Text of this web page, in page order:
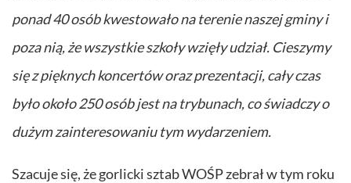
ponad 40 osób kwestowało na terenie naszej gminy i
poza nią, że wszystkie szkoły wzięły udział. Cieszymy
się z pięknych koncertów oraz prezentacji, cały czas
było około 250 osób jest na trybunach, co świadczy o
dużym zainteresowaniu tym wydarzeniem.
Szacuje się, że gorlicki sztab WOŚP zebrał w tym roku